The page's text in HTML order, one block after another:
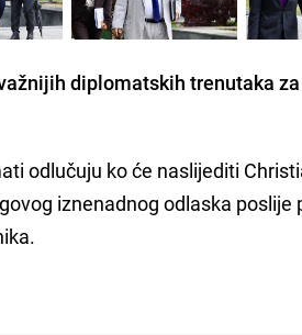
diplomatskih trenutaka
odlučuju ko će naslijediti
iznenadnog odlaska poslije